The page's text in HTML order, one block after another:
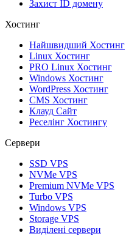
Захист ID домену
Хостинг
Найшвидший Хостинг
Linux Хостинг
PRO Linux Хостинг
Windows Хостинг
WordPress Хостинг
CMS Хостинг
Клауд Сайт
Реселінг Хостингу
Сервери
SSD VPS
NVMe VPS
Premium NVMe VPS
Turbo VPS
Windows VPS
Storage VPS
Виділені сервери